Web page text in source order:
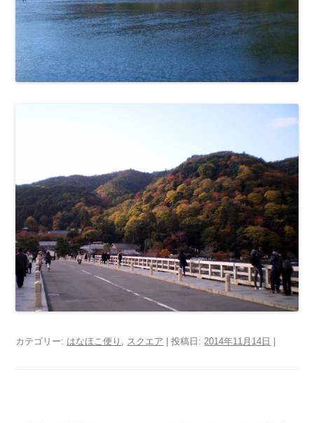
カテゴリー: はなほこ便り , スクエア | 投稿日:2014年11月14日